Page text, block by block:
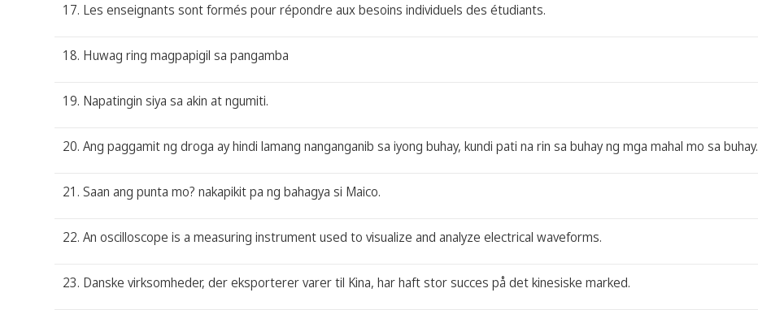
17. Les enseignants sont formés pour répondre aux besoins individuels des étudiants.
18. Huwag ring magpapigil sa pangamba
19. Napatingin siya sa akin at ngumiti.
20. Ang paggamit ng droga ay hindi lamang nanganganib sa iyong buhay, kundi pati na rin sa buhay ng mga mahal mo sa buhay.
21. Saan ang punta mo? nakapikit pa ng bahagya si Maico.
22. An oscilloscope is a measuring instrument used to visualize and analyze electrical waveforms.
23. Danske virksomheder, der eksporterer varer til Kina, har haft stor succes på det kinesiske marked.